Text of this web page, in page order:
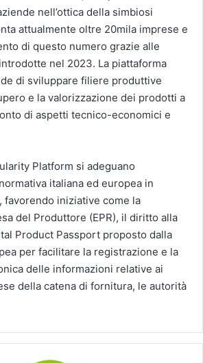
nell’ottica della simbiosi
attualmente oltre 20mila imprese e
di questo numero grazie alle
nel 2023. La piattaforma
di sviluppare filiere produttive
e la valorizzazione dei prodotti a
di aspetti tecnico-economici e
Platform si adeguano
italiana ed europea in
favorendo iniziative come la
del Produttore (EPR), il diritto alla
Product Passport proposto dalla
per facilitare la registrazione e la
delle informazioni relative ai
della catena di fornitura, le autorità